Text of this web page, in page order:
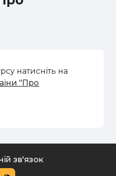
натисніть на
"Про
зв'язок